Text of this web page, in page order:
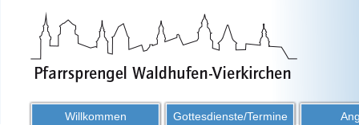
Willkommen Gottesdienste/Termine